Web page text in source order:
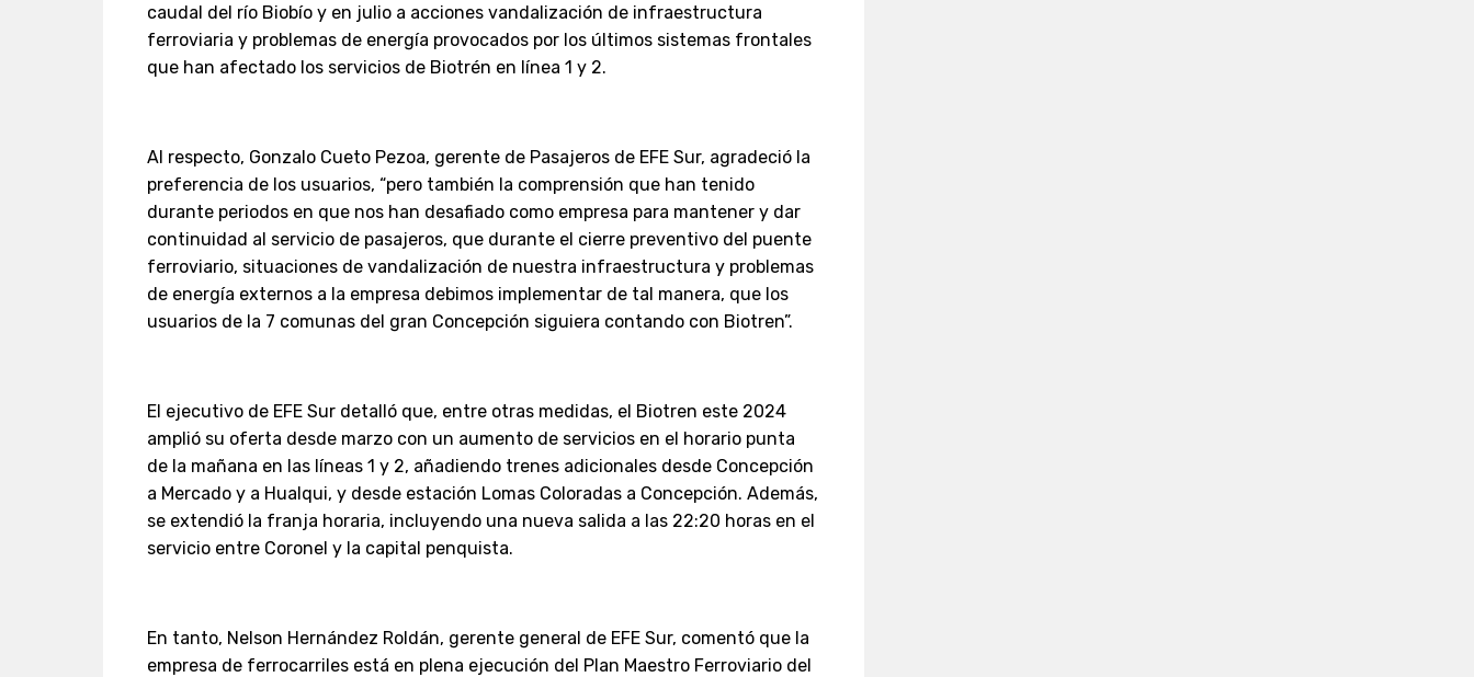
caudal del río Biobío y en julio a acciones vandalización de infraestructura
ferroviaria y problemas de energía provocados por los últimos sistemas frontales
que han afectado los servicios de Biotrén en línea 1 y 2.
Al respecto, Gonzalo Cueto Pezoa, gerente de Pasajeros de EFE Sur, agradeció la
preferencia de los usuarios, “pero también la comprensión que han tenido
durante periodos en que nos han desafiado como empresa para mantener y dar
continuidad al servicio de pasajeros, que durante el cierre preventivo del puente
ferroviario, situaciones de vandalización de nuestra infraestructura y problemas
de energía externos a la empresa debimos implementar de tal manera, que los
usuarios de la 7 comunas del gran Concepción siguiera contando con Biotren”.
El ejecutivo de EFE Sur detalló que, entre otras medidas, el Biotren este 2024
amplió su oferta desde marzo con un aumento de servicios en el horario punta
de la mañana en las líneas 1 y 2, añadiendo trenes adicionales desde Concepción
a Mercado y a Hualqui, y desde estación Lomas Coloradas a Concepción. Además,
se extendió la franja horaria, incluyendo una nueva salida a las 22:20 horas en el
servicio entre Coronel y la capital penquista.
En tanto, Nelson Hernández Roldán, gerente general de EFE Sur, comentó que la
empresa de ferrocarriles está en plena ejecución del Plan Maestro Ferroviario del